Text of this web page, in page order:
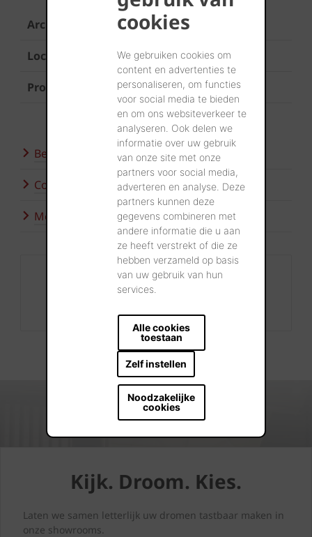
cookies
We gebruiken cookies om
content en advertenties te
personaliseren, om functies
voor social media te bieden
en om ons websiteverkeer te
analyseren. Ook delen we
informatie over uw gebruik
van onze site met onze
partners voor social media,
adverteren en analyse. Deze
partners kunnen deze
gegevens combineren met
andere informatie die u aan
ze heeft verstrekt of die ze
hebben verzameld op basis
van uw gebruik van hun
services.
Alle cookies
toestaan
Zelf instellen
Noodzakelijke
cookies
Architect Architect Pieter Vercampt
Locatie Berchem
Product Terca Metropolis Atrium Rood
Bezoek onze showroom
Contacteer ons
Meer inspiratie
Contact
+32 56 24 96 38
info@wienerberger.be
Kijk. Droom. Kies.
Laten we samen letterlijk uw dromen tastbaar maken in
onze showrooms.